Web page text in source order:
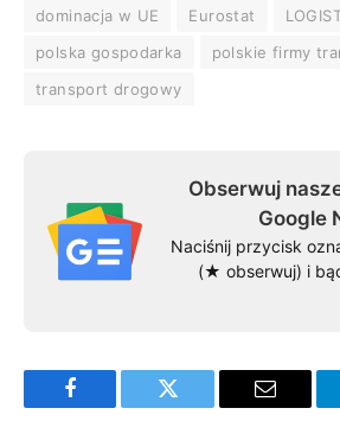
dominacja w UE Eurostat
polska gospodarka
polskie firmy
transport drogowy
Obserwuj
Google
Naciśnij przycisk
(★ obserwuj) i
Facebook Twitter Email